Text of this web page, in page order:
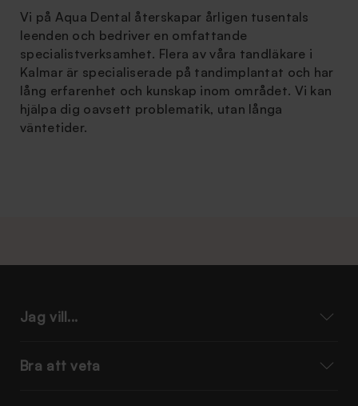
Vi på Aqua Dental återskapar årligen tusentals
leenden och bedriver en omfattande
specialistverksamhet. Flera av våra tandläkare i
Kalmar är specialiserade på tandimplantat och har
lång erfarenhet och kunskap inom området. Vi kan
hjälpa dig oavsett problematik, utan långa
väntetider.
Jag vill...
Bra att veta